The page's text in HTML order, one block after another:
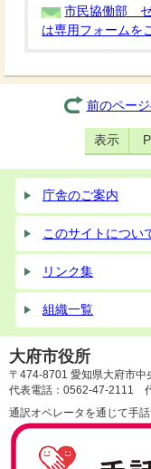
市民協働部 ゼ
は専用フォームを
前のペー
表示
庁舎のご案内
このサイトについ
リンク集
組織一覧
大府市役所
〒474-8701 愛知県大府市中
代表電話：0562-47-2111
通訳オペレータを通じて手話